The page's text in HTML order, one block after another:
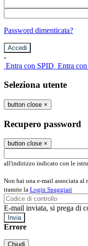
Password dimenticata?
-
Entra con SPID Entra
Seleziona utente
button close ×
Recupero password
button close ×
all'indirizzo indicato con le
Non hai una e-mail associata al
tramite la Login Spaggiari
E-mail inviata, si prega di
Errore
Chiudi